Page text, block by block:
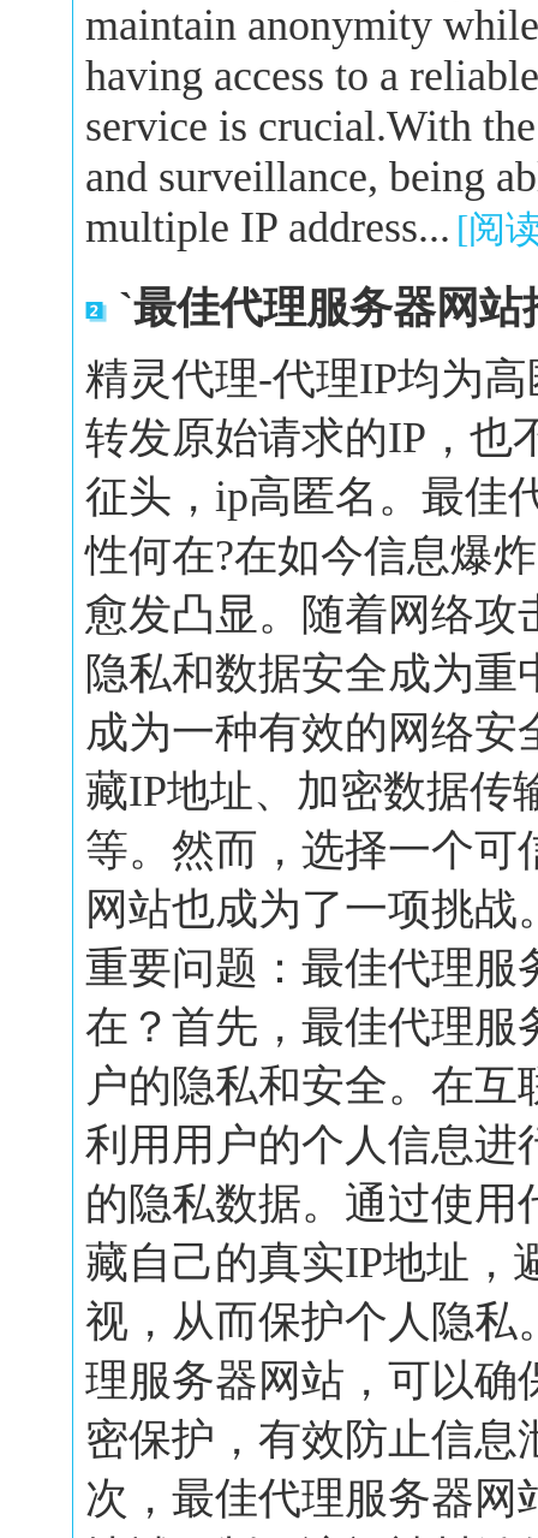
maintain anonymity
having access to a
service is crucial.With
and surveillance, being
multiple IP address... [阅
`最佳代理服务器网
精灵代理-代理IP均为
转发原始请求的IP，也
征头，ip高匿名。最佳
性何在?在如今信息爆
愈发凸显。随着网络攻
隐私和数据安全成为
成为一种有效的网络
藏IP地址、加密数据传
等。然而，选择一个可
网站也成为了一项挑
重要问题：最佳代理服
在？首先，最佳代理服
户的隐私和安全。在
利用用户的个人信息进
的隐私数据。通过使
藏自己的真实IP地址，
视，从而保护个人隐私
理服务器网站，可以确
密保护，有效防止信
次，最佳代理服务器